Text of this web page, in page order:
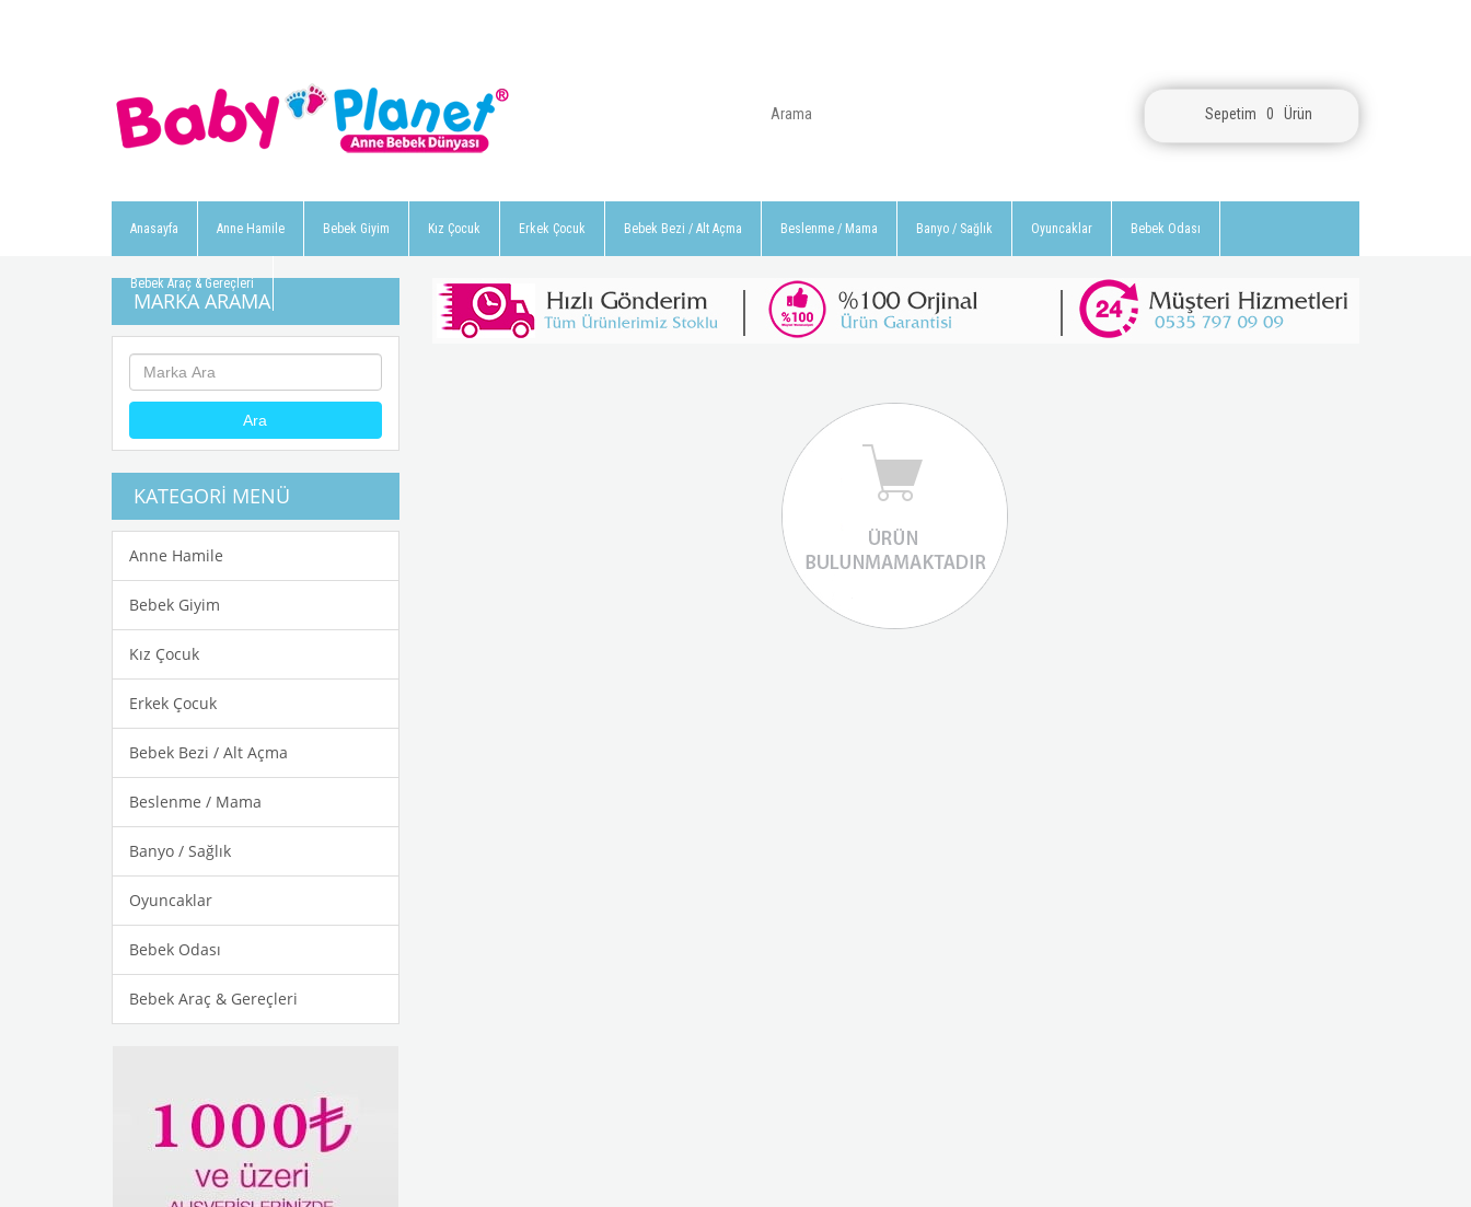
Sepetim 0 Ürün
Anasayfa Anne Hamile Bebek Giyim Kız Çocuk Erkek Çocuk Bebek Bezi / Alt Açma Beslenme / Mama Banyo / Sağlık Oyuncaklar Bebek Odası
Bebek Araç & Gereçleri
MARKA ARAMA
Ara
KATEGORI MENÜ
Anne Hamile
Bebek Giyim
Kız Çocuk
Erkek Çocuk
Bebek Bezi / Alt Açma
Beslenme / Mama
Banyo / Sağlık
Oyuncaklar
Bebek Odası
Bebek Araç & Gereçleri